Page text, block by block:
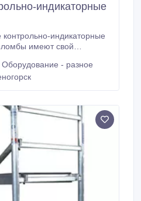
индикаторные
индикаторные
имеют свой
устанавливаются
Оборудование - разное